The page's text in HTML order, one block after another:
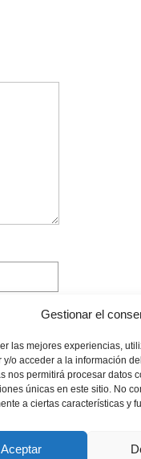
Gestionar el
las mejores experiencias,
y/o acceder a la información
nos permitirá procesar datos
únicas en este sitio. No
a ciertas características y
Aceptar